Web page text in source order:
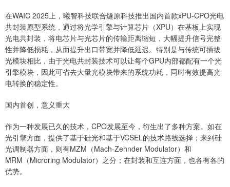
在WAIC 2025上，曦智科技联合燧原科技推出国内首款xPU-CPO光电
共封装原型系统，通过将光学引擎与计算芯片（XPU）在基板上实现
光电共封装，将电芯片与光芯片的传输距离缩短，大幅提升信号完整
性并降低损耗，从而提升出口带宽并降低延迟。特别是与传统可插拔
光模块相比，由于光电共封装技术可以让每个GPU内部都配有一个光
引擎模块，因此可省去大量光模块带来的系统功耗，同时有效提高光
电转换的稳定性。
国内首创，意义重大
作为一种发展已久的技术，CPO发展至今，衍生出了多种方案。如在
光引擎方面，提供了基于硅光和基于VCSEL的技术路线选择；来到硅
光调制器方面，则有MZM（Mach-Zehnder Modulator）和
MRM（Microring Modulator）之分；在封装和互连方面，也各有各的
优势。